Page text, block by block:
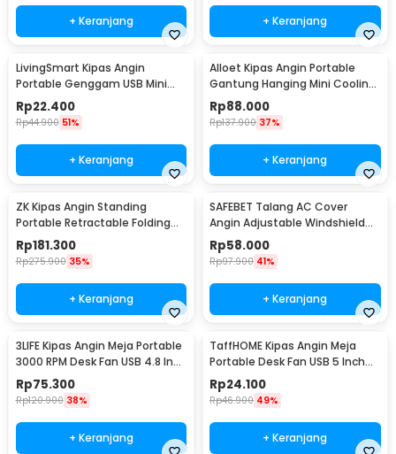
+ Keranjang + Keranjang
LivingSmart Kipas Angin
Portable Genggam USB Mini
Cooling Fan 1200mAh - SS-2
Rp22.400
Rp44.900 51%
+ Keranjang
Alloet Kipas Angin Portable
Gantung Hanging Mini Cooling
Fan 1800mAh - DQ203
Rp88.000
Rp137.900 37%
+ Keranjang
ZK Kipas Angin Standing
Portable Retractable Folding
Fan 7200mAh - ZK-20321
Rp181.300
Rp275.900 35%
+ Keranjang
SAFEBET Talang AC Cover
Angin Adjustable Windshield
Deflector 56x18cm - GB001
Rp58.000
Rp97.900 41%
+ Keranjang
3LIFE Kipas Angin Meja Portable
3000 RPM Desk Fan USB 4.8 Inch
5W - 312
Rp75.300
Rp120.900 38%
+ Keranjang
TaffHOME Kipas Angin Meja
Portable Desk Fan USB 5 Inch
2.5W - YZ-007
Rp24.100
Rp46.900 49%
+ Keranjang